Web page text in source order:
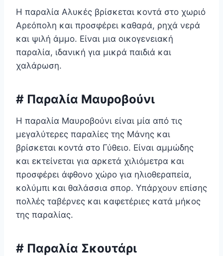
Η παραλία Αλυκές βρίσκεται κοντά στο χωριό
Αρεόπολη και προσφέρει καθαρά, ρηχά νερά
και ψιλή άμμο. Είναι μια οικογενειακή
παραλία, ιδανική για μικρά παιδιά και
χαλάρωση.
# Παραλία Μαυροβούνι
Η παραλία Μαυροβούνι είναι μία από τις
μεγαλύτερες παραλίες της Μάνης και
βρίσκεται κοντά στο Γύθειο. Είναι αμμώδης
και εκτείνεται για αρκετά χιλιόμετρα και
προσφέρει άφθονο χώρο για ηλιοθεραπεία,
κολύμπι και θαλάσσια σπορ. Υπάρχουν επίσης
πολλές ταβέρνες και καφετέριες κατά μήκος
της παραλίας.
# Παραλία Σκουτάρι